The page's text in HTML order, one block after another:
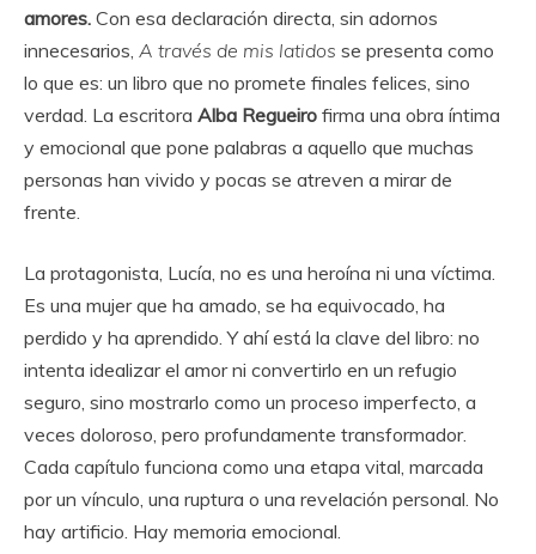
amores. Con esa declaración directa, sin adornos
innecesarios, A través de mis latidos se presenta como
lo que es: un libro que no promete finales felices, sino
verdad. La escritora Alba Regueiro firma una obra íntima
y emocional que pone palabras a aquello que muchas
personas han vivido y pocas se atreven a mirar de
frente.
La protagonista, Lucía, no es una heroína ni una víctima.
Es una mujer que ha amado, se ha equivocado, ha
perdido y ha aprendido. Y ahí está la clave del libro: no
intenta idealizar el amor ni convertirlo en un refugio
seguro, sino mostrarlo como un proceso imperfecto, a
veces doloroso, pero profundamente transformador.
Cada capítulo funciona como una etapa vital, marcada
por un vínculo, una ruptura o una revelación personal. No
hay artificio. Hay memoria emocional.